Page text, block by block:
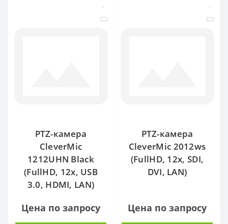
PTZ-камера
CleverMic
1212UHN Black
(FullHD, 12x, USB
3.0, HDMI, LAN)
Цена по запросу
PTZ-камера
CleverMic 2012ws
(FullHD, 12x, SDI,
DVI, LAN)
Цена по запросу